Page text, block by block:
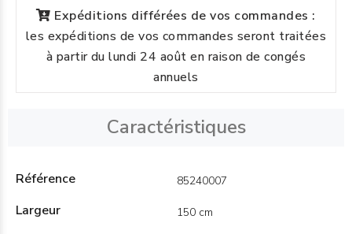
Expéditions différées de vos commandes :
les expéditions de vos commandes seront traitées
à partir du lundi 24 août en raison de congés
annuels
Caractéristiques
Référence 85240007
Largeur 150 cm